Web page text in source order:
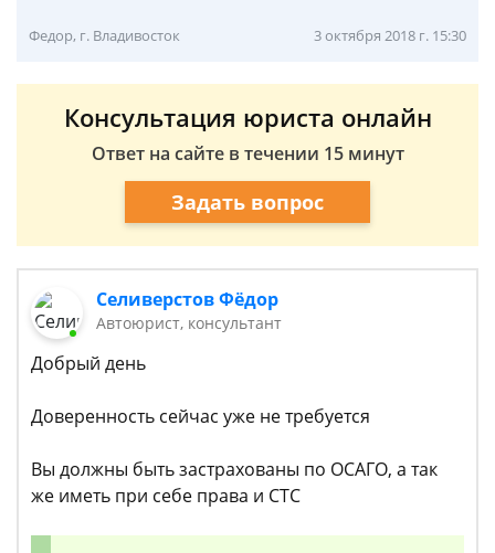
Федор, г. Владивосток 3 октября 2018 г. 15:30
Консультация юриста онлайн
Ответ на сайте в течении 15 минут
Задать вопрос
Селиверстов Фёдор
Автоюрист, консультант
Добрый день
Доверенность сейчас уже не требуется
Вы должны быть застрахованы по ОСАГО, а так
же иметь при себе права и СТС